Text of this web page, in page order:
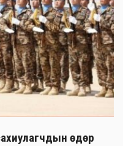
өдөр